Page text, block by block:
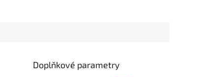
Doplňkové parametry